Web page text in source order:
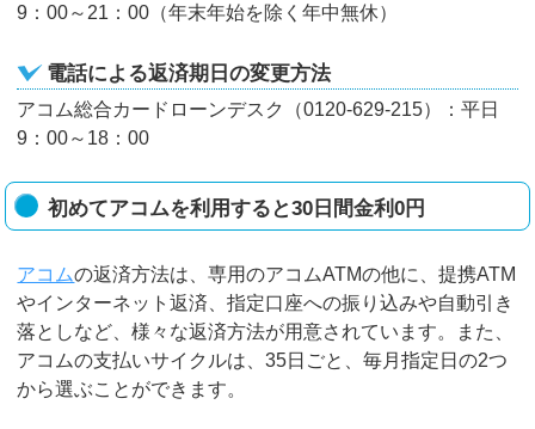
9：00～21：00（年末年始を除く年中無休）
電話による返済期日の変更方法
アコム総合カードローンデスク（0120-629-215）：平日
9：00～18：00
初めてアコムを利用すると30日間金利0円
アコムの返済方法は、専用のアコムATMの他に、提携ATM
やインターネット返済、指定口座への振り込みや自動引き
落としなど、様々な返済方法が用意されています。また、
アコムの支払いサイクルは、35日ごと、毎月指定日の2つ
から選ぶことができます。